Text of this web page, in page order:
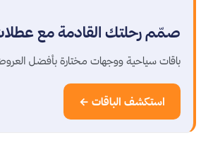
صمّم رحلتك القادمة مع
باقات سياحية ووجهات مختارة بأفضل
استكشف الباقات ←